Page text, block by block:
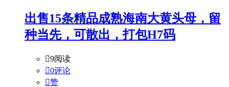
出售15条精品成熟海南大黄头母，留
种当先，可散出，打包H7码
9阅读
0评论
赞